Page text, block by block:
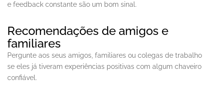
e feedback constante são um bom sinal.
Recomendações de amigos e
familiares
Pergunte aos seus amigos, familiares ou colegas de trabalho
se eles já tiveram experiências positivas com algum chaveiro
confiável.